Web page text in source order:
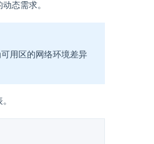
态需求。
用区的网络环境差异